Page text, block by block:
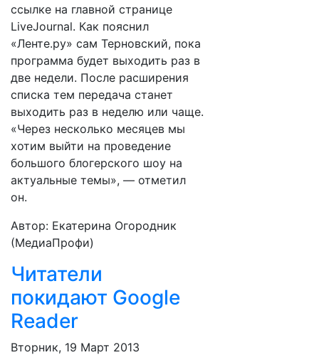
ссылке на главной странице
LiveJournal. Как пояснил
«Ленте.ру» сам Терновский, пока
программа будет выходить раз в
две недели. После расширения
списка тем передача станет
выходить раз в неделю или чаще.
«Через несколько месяцев мы
хотим выйти на проведение
большого блогерского шоу на
актуальные темы», — отметил
он.
Автор: Екатерина Огородник
(МедиаПрофи)
Читатели
покидают Google
Reader
Вторник, 19 Март 2013